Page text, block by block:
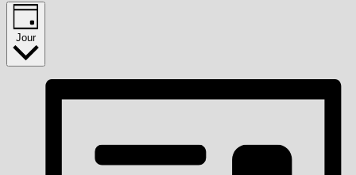
Jour